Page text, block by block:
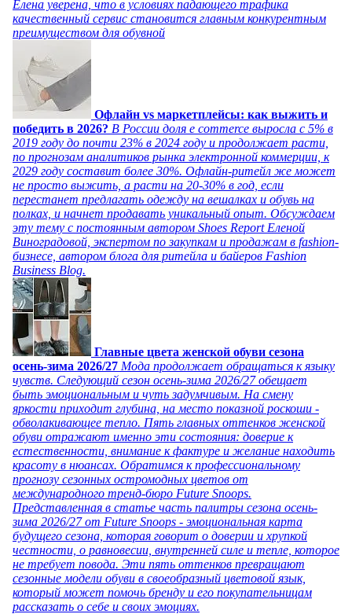
Елена уверена, что в условиях падающего трафика
качественный сервис становится главным конкурентным
преимуществом для обувной
Офлайн vs маркетплейсы: как выжить и
победить в 2026? В России доля e commerce выросла с 5% в
2019 году до почти 23% в 2024 году и продолжает расти,
по прогнозам аналитиков рынка электронной коммерции, к
2029 году составит более 30%. Офлайн-ритейл же может
не просто выжить, а расти на 20-30% в год, если
перестанет предлагать одежду на вешалках и обувь на
полках, и начнет продавать уникальный опыт. Обсуждаем
эту тему с постоянным автором Shoes Report Еленой
Виноградовой, экспертом по закупкам и продажам в fashion-
бизнесе, автором блога для ритейла и байеров Fashion
Business Blog.
Главные цвета женской обуви сезона
осень-зима 2026/27 Мода продолжает обращаться к языку
чувств. Следующий сезон осень-зима 2026/27 обещает
быть эмоциональным и чуть задумчивым. На смену
яркости приходит глубина, на место показной роскоши -
обволакивающее тепло. Пять главных оттенков женской
обуви отражают именно эти состояния: доверие к
естественности, внимание к фактуре и желание находить
красоту в нюансах. Обратимся к профессиональному
прогнозу сезонных остромодных цветов от
международного тренд-бюро Future Snoops.
Представленная в статье часть палитры сезона осень-
зима 2026/27 от Future Snoops - эмоциональная карта
будущего сезона, которая говорит о доверии и хрупкой
честности, о равновесии, внутренней силе и тепле, которое
не требует повода. Эти пять оттенков превращают
сезонные модели обуви в своеобразный цветовой язык,
который может помочь бренду и его покупательницам
рассказать о себе и своих эмоциях.